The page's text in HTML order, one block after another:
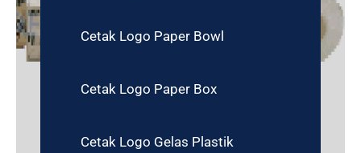
Cetak Logo Paper Bowl
Cetak Logo Paper Box
Cetak Logo Gelas Plastik